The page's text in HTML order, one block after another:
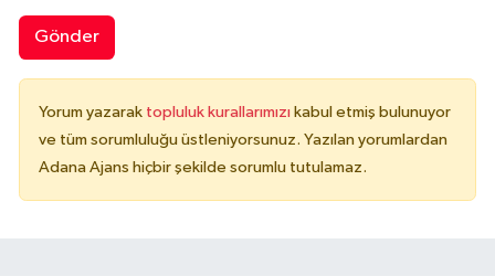
Gönder
Yorum yazarak topluluk kurallarımızı kabul etmiş bulunuyor
ve tüm sorumluluğu üstleniyorsunuz. Yazılan yorumlardan
Adana Ajans hiçbir şekilde sorumlu tutulamaz.